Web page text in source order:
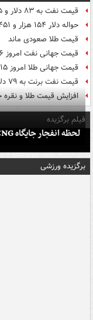
قیمت نفت به ۸۳ دلار و ۵۵ سنت در هر بشکه رسید
حواله دلار ۱۵۴ هزار و ۴۵۱ تومان شد
قیمت طلا صعودی ماند
قیمت جهانی نفت امروز ۱۶ مرداد
قیمت جهانی طلا امروز ۱۵ مرداد
قیمت نفت برنت به ۷۹ دلار رسید
افزایش قیمت طلا و نقره
فیلم برگزیده
لحظه انفجار جایگاه CNG "صحنه" در دوربین مداربسته
برگزیده ورزشی